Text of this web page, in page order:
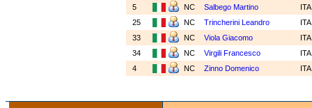
5
NC Salbego Martino
25
NC Trincherini Leandro
33
NC Viola Giacomo
34
NC Virgili Francesco
4
NC Zinno Domenico